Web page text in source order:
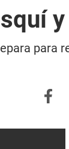
para